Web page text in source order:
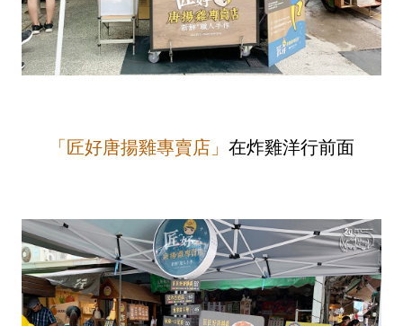
「匠好唐揚雞專賣店」 在炸雞洋行前面